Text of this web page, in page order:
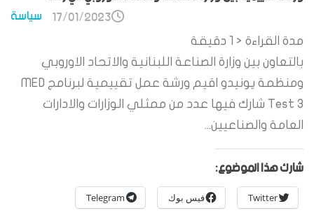
سياسة 17/01/2023
مدة القراءة < 1
دقيقة
بالتعاون بين وزارة الصناعة اللبنانية والاتحاد الاوروبي
ومنظمة يونيدو اقيم ورشة عمل تقييمية لبرنامج MED
Test 3 شارك فيها عدد من ممثلي الوزارات والادارات
العامة والصناعيين...
شارك هذا الموضوع:
Twitter فيس بوك Telegram